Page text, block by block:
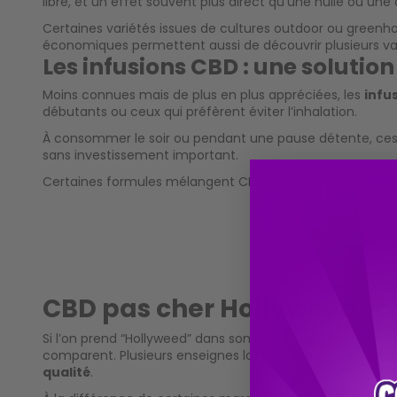
Certaines variétés issues de cultures outdoor ou
économiques permettent aussi de découvrir plusieurs
Les infusions CBD : une
Moins connues mais de plus en plus appréciées, les
débutants ou ceux qui préfèrent éviter l’inhalation.
À consommer le soir ou pendant une pause détente,
sans investissement important.
Certaines formules mélangent CBD, verveine, tilleul, ou
CBD pas cher Hollyweed :
Si l’on prend “Hollyweed” dans son acception
comparent. Plusieurs enseignes locales proposent
qualité.